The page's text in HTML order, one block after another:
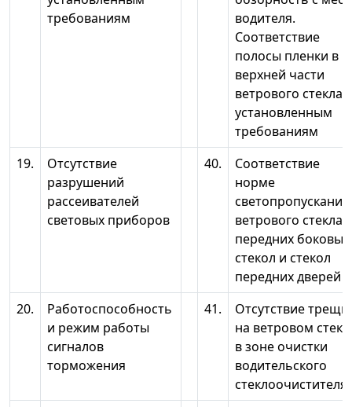
требованиям
водителя.
Соответствие
полосы пленки в
верхней части
ветрового стекла
установленным
требованиям
19.
Отсутствие
разрушений
рассеивателей
световых приборов
40.
Соответствие
норме
светопропускания
ветрового стекла,
передних боковых
стекол и стекол
передних дверей
20.
Работоспособность
и режим работы
сигналов
торможения
41.
Отсутствие
на ветровом
в зоне очистки
водительского
стеклоочистителя